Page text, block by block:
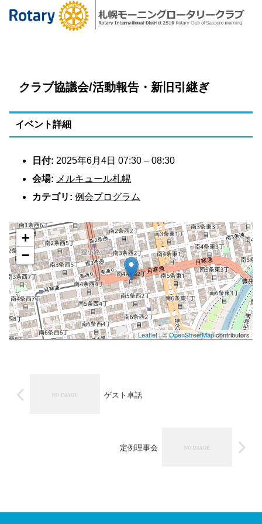
クラブ協議会/活動報告・新旧引継ぎ
イベント詳細
日付: 2025年6月4日 07:30 –08:30
会場: メルキュール札幌
カテゴリ: 例会プログラム
+
−
Leaflet| ©OpenStreetMapcontributors
ゲスト卓話
定例理事会